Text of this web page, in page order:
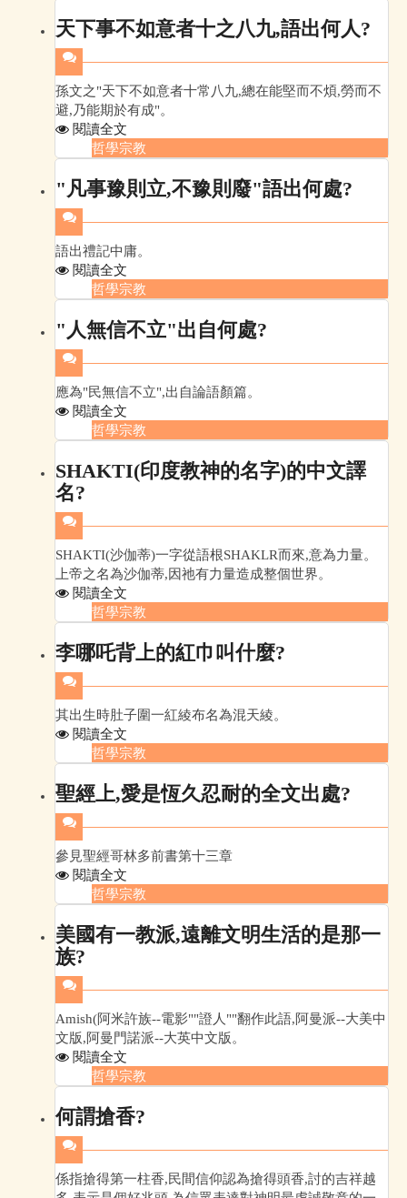
天下事不如意者十之八九,語出何人?
孫文之"天下不如意者十常八九,總在能堅而不煩,勞而不
避,乃能期於有成"。
閱讀全文
哲學宗教
"凡事豫則立,不豫則廢"語出何處?
語出禮記中庸。
閱讀全文
哲學宗教
"人無信不立"出自何處?
應為"民無信不立",出自論語顏篇。
閱讀全文
哲學宗教
SHAKTI(印度教神的名字)的中文譯
名?
SHAKTI(沙伽蒂)一字從語根SHAKLR而來,意為力量。
上帝之名為沙伽蒂,因祂有力量造成整個世界。
閱讀全文
哲學宗教
李哪吒背上的紅巾叫什麼?
其出生時肚子圍一紅綾布名為混天綾。
閱讀全文
哲學宗教
聖經上,愛是恆久忍耐的全文出處?
參見聖經哥林多前書第十三章
閱讀全文
哲學宗教
美國有一教派,遠離文明生活的是那一
族?
Amish(阿米許族--電影""證人""翻作此語,阿曼派--大美中
文版,阿曼門諾派--大英中文版。
閱讀全文
哲學宗教
何謂搶香?
係指搶得第一柱香,民間信仰認為搶得頭香,討的吉祥越